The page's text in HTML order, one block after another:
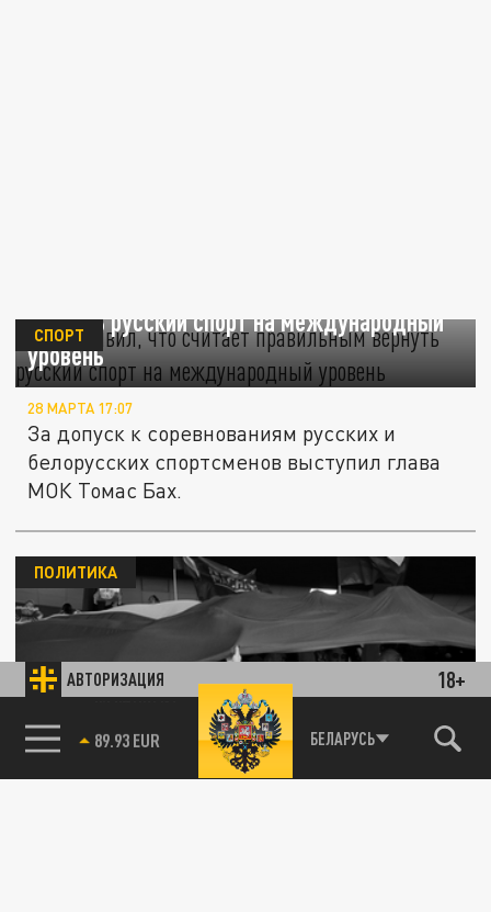
АВТОРИЗАЦИЯ 18+
85.64 BRENT БЕЛАРУСЬ
вернуть русский спорт на международный
уровень
СПОРТ
28 МАРТА 17:07
За допуск к соревнованиям русских и
белорусских спортсменов выступил глава
МОК Томас Бах.
Guardian: Лондон призвал спонсоров
Олимпиады поддержать исключение
русских спортсменов
ПОЛИТИКА